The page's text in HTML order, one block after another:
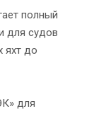
полный
для судов
яхт до
для